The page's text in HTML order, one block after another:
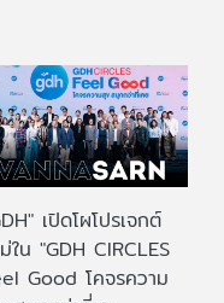
เปิดโผโปรเจกต์
ใน "GDH CIRCLES
Good โคจรความ